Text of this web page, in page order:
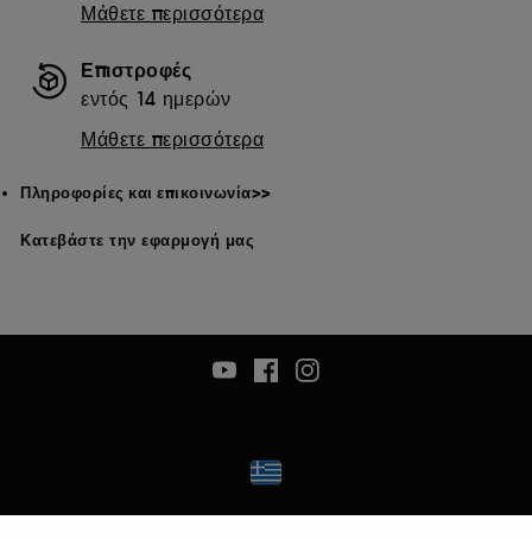
Μάθετε περισσότερα
Επιστροφές
εντός 14 ημερών
Μάθετε περισσότερα
Πληροφορίες και επικοινωνία>>
Κατεβάστε την εφαρμογή μας